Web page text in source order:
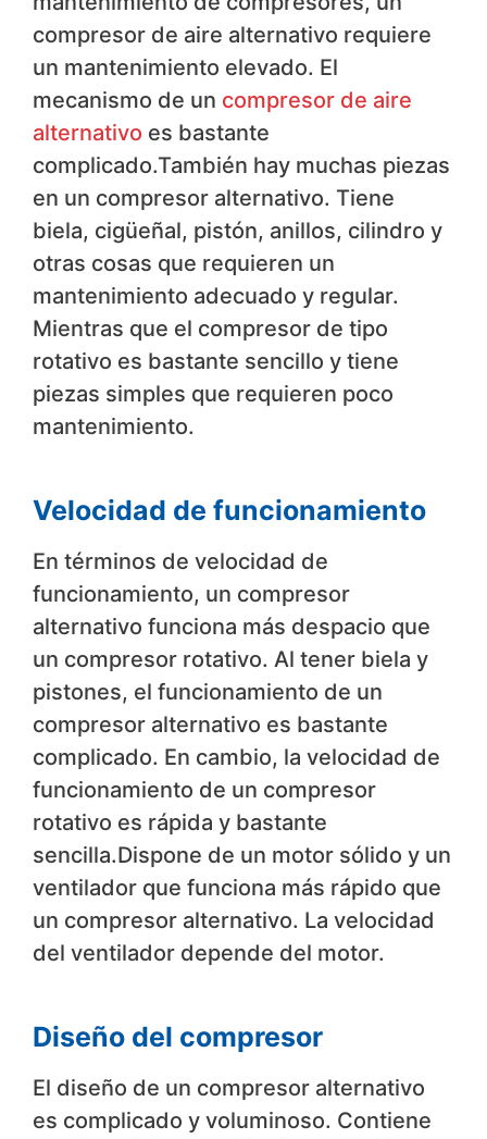
compresor de aire alternativo requiere
un mantenimiento elevado. El
mecanismo de un compresor de aire
alternativo es bastante
complicado.También hay muchas piezas
en un compresor alternativo. Tiene
biela, cigüeñal, pistón, anillos, cilindro y
otras cosas que requieren un
mantenimiento adecuado y regular.
Mientras que el compresor de tipo
rotativo es bastante sencillo y tiene
piezas simples que requieren poco
mantenimiento.
Velocidad de funcionamiento
En términos de velocidad de
funcionamiento, un compresor
alternativo funciona más despacio que
un compresor rotativo. Al tener biela y
pistones, el funcionamiento de un
compresor alternativo es bastante
complicado. En cambio, la velocidad de
funcionamiento de un compresor
rotativo es rápida y bastante
sencilla.Dispone de un motor sólido y un
ventilador que funciona más rápido que
un compresor alternativo. La velocidad
del ventilador depende del motor.
Diseño del compresor
El diseño de un compresor alternativo
es complicado y voluminoso. Contiene